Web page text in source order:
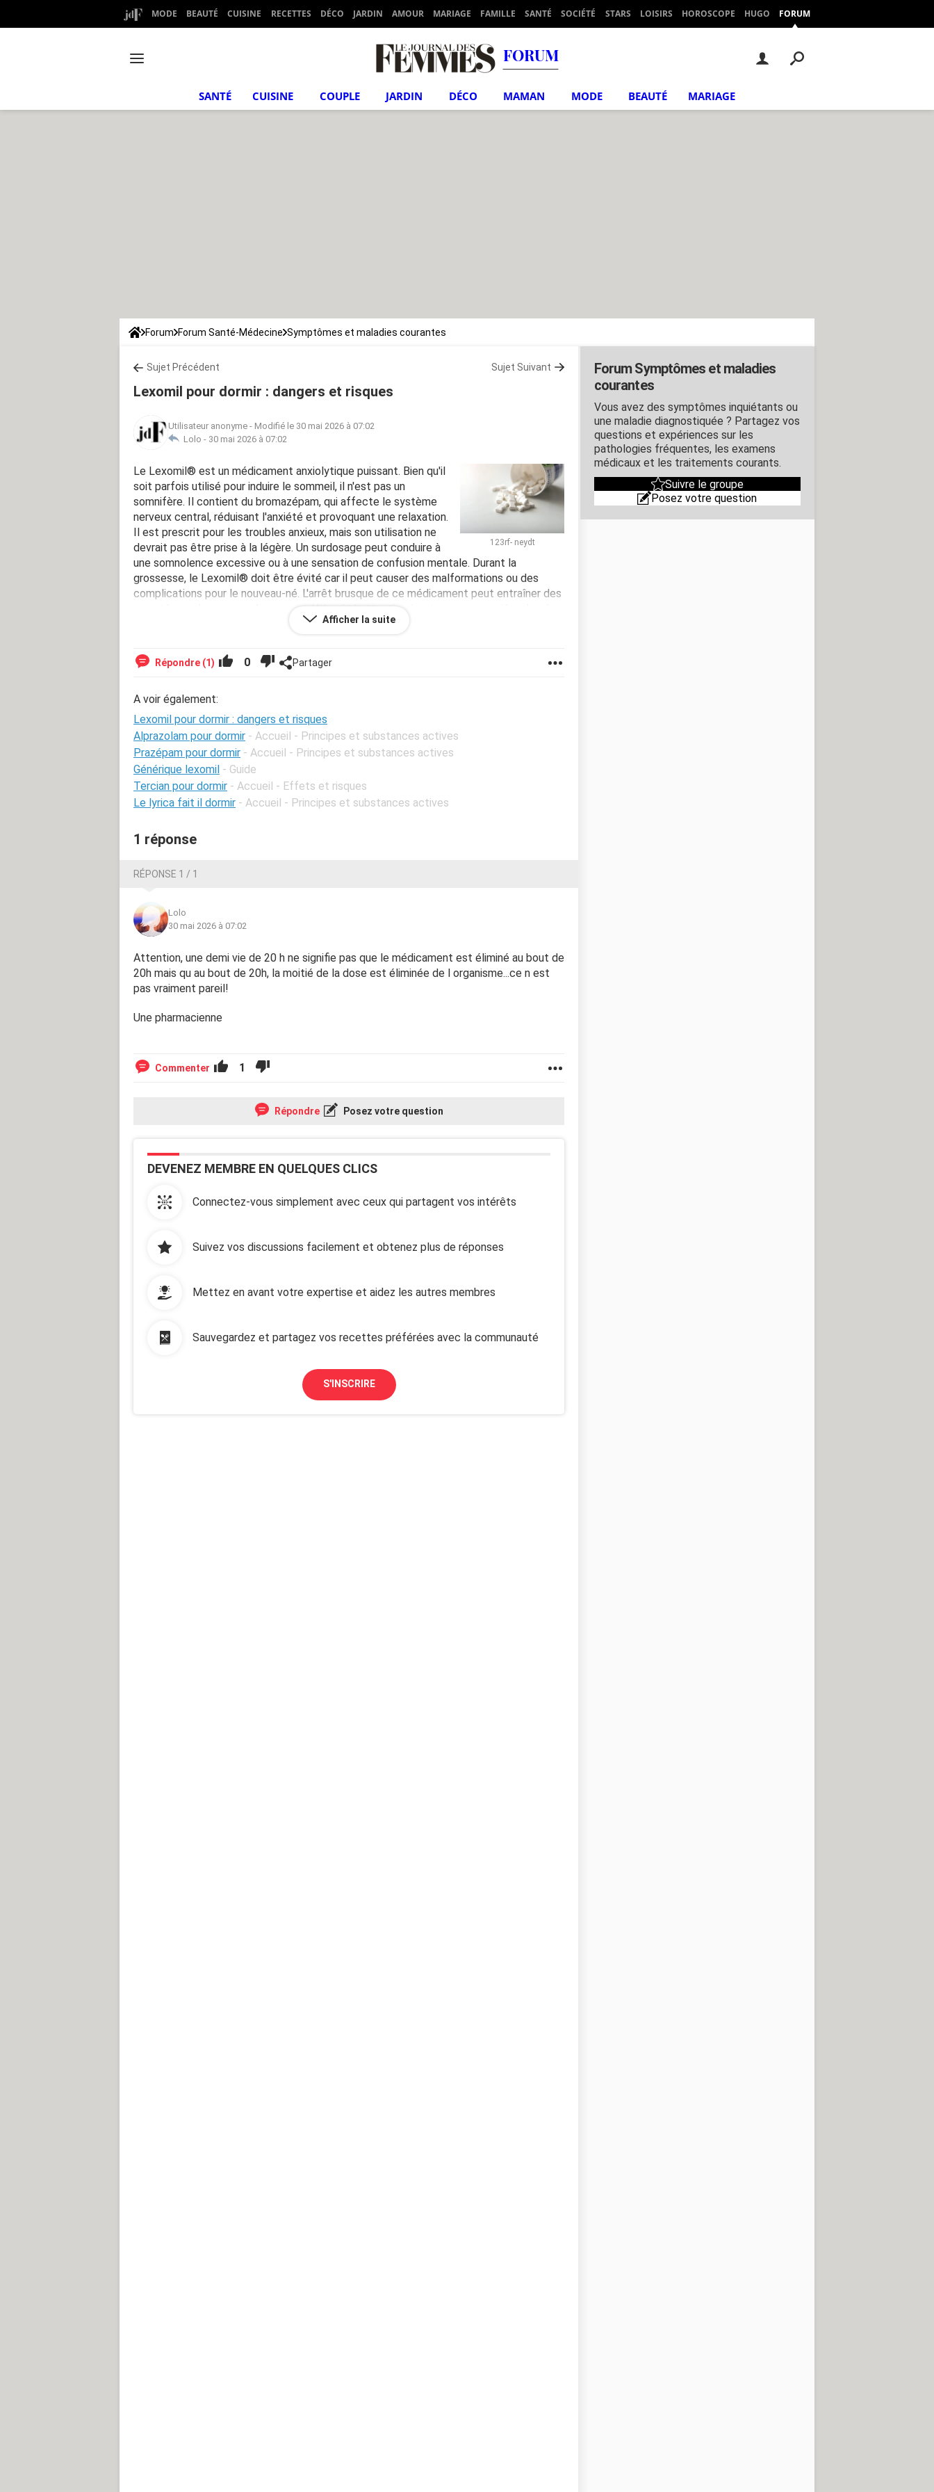
MODE BEAUTÉ CUISINE RECETTES DÉCO JARDIN AMOUR MARIAGE FAMILLE SANTÉ SOCIÉTÉ STARS LOISIRS HOROSCOPE HUGO FORUM
FORUM
SANTÉ CUISINE COUPLE JARDIN DÉCO MAMAN MODE BEAUTÉ MARIAGE
Forum Forum Santé-Médecine Symptômes et maladies courantes
Sujet Précédent Sujet Suivant
Lexomil pour dormir : dangers et risques
Utilisateur anonyme - Modifié le 30 mai 2026 à 07:02
Lolo - 30 mai 2026 à 07:02
123rf- neydt
Le Lexomil® est un médicament anxiolytique puissant. Bien qu'il
soit parfois utilisé pour induire le sommeil, il n'est pas un
somnifère. Il contient du bromazépam, qui affecte le système
nerveux central, réduisant l'anxiété et provoquant une relaxation.
Il est prescrit pour les troubles anxieux, mais son utilisation ne
devrait pas être prise à la légère. Un surdosage peut conduire à
une somnolence excessive ou à une sensation de confusion mentale. Durant la
grossesse, le Lexomil® doit être évité car il peut causer des malformations ou des
complications pour le nouveau-né. L'arrêt brusque de ce médicament peut entraîner des
symptômes de sevrage. Avez-vous déjà prêté attention à votre propre manière de gérer
l'anxiété ou le stress ? Quels sont vos mécanismes pour y faire face ?
Afficher la suite
Répondre (1) 0 Partager
A voir également:
Lexomil pour dormir : dangers et risques
Alprazolam pour dormir - Accueil - Principes et substances actives
Prazépam pour dormir - Accueil - Principes et substances actives
Générique lexomil - Guide
Tercian pour dormir - Accueil - Effets et risques
Le lyrica fait il dormir - Accueil - Principes et substances actives
1 réponse
RÉPONSE 1 / 1
Lolo
30 mai 2026 à 07:02
Attention, une demi vie de 20 h ne signifie pas que le médicament est éliminé au bout de
20h mais qu au bout de 20h, la moitié de la dose est éliminée de l organisme...ce n est
pas vraiment pareil!
Une pharmacienne
Commenter 1
Répondre Posez votre question
DEVENEZ MEMBRE EN QUELQUES CLICS
Connectez-vous simplement avec ceux qui partagent vos intérêts
Suivez vos discussions facilement et obtenez plus de réponses
Mettez en avant votre expertise et aidez les autres membres
Sauvegardez et partagez vos recettes préférées avec la communauté
S'INSCRIRE
Forum Symptômes et maladies
courantes
Vous avez des symptômes inquiétants ou
une maladie diagnostiquée ? Partagez vos
questions et expériences sur les
pathologies fréquentes, les examens
médicaux et les traitements courants.
Suivre le groupe
Posez votre question